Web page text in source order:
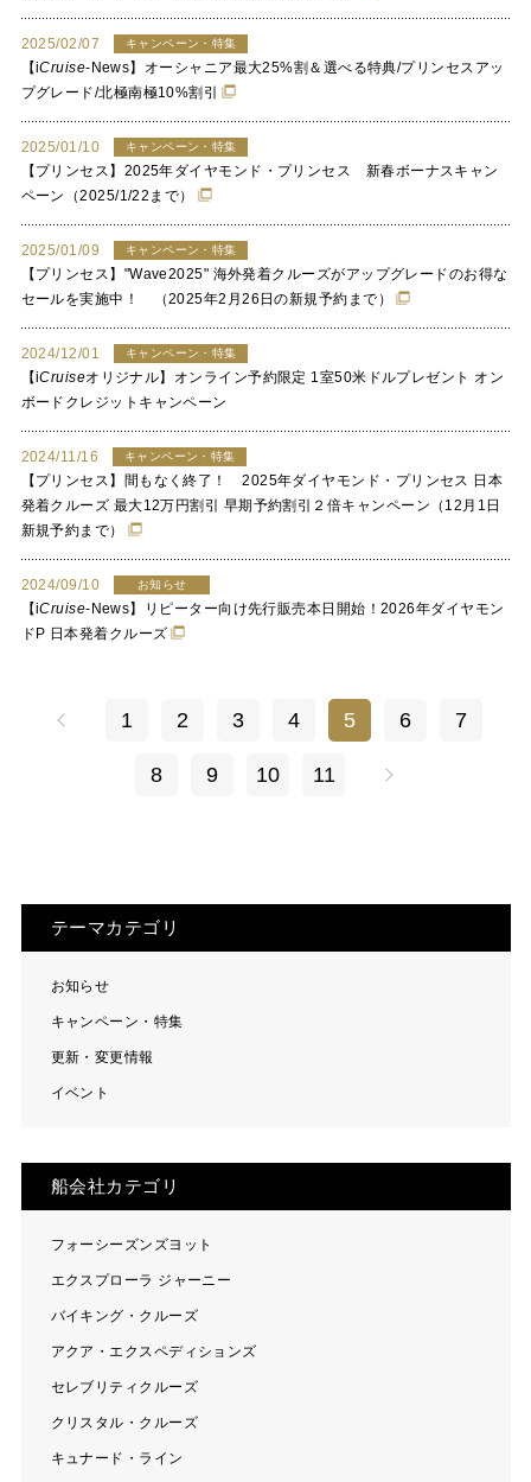
2025/02/07 キャンペーン・特集
【iCruise-News】オーシャニア最大25%割＆選べる特典/プリンセスアッ
プグレード/北極南極10%割引
2025/01/10 キャンペーン・特集
【プリンセス】2025年ダイヤモンド・プリンセス 新春ボーナスキャン
ペーン（2025/1/22まで）
2025/01/09 キャンペーン・特集
【プリンセス】"Wave2025" 海外発着クルーズがアップグレードのお得な
セールを実施中！ （2025年2月26日の新規予約まで）
2024/12/01 キャンペーン・特集
【iCruiseオリジナル】オンライン予約限定 1室50米ドルプレゼント オン
ボードクレジットキャンペーン
2024/11/16 キャンペーン・特集
【プリンセス】間もなく終了！ 2025年ダイヤモンド・プリンセス 日本
発着クルーズ 最大12万円割引 早期予約割引２倍キャンペーン（12月1日
新規予約まで）
2024/09/10 お知らせ
【iCruise-News】リピーター向け先行販売本日開始！2026年ダイヤモン
ドP 日本発着クルーズ
1 2 3 4 5 6 7
8 9 10 11
テーマカテゴリ
お知らせ
キャンペーン・特集
更新・変更情報
イベント
船会社カテゴリ
フォーシーズンズヨット
エクスプローラ ジャーニー
バイキング・クルーズ
アクア・エクスペディションズ
セレブリティクルーズ
クリスタル・クルーズ
キュナード・ライン